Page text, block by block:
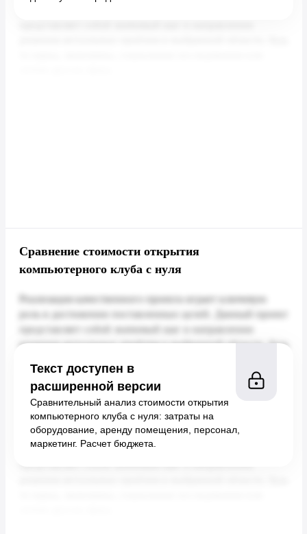
Сравнение стоимости открытия
компьютерного клуба с нуля
Текст доступен в
расширенной версии
Сравнительный анализ стоимости открытия
компьютерного клуба с нуля: затраты на
оборудование, аренду помещения, персонал,
маркетинг. Расчет бюджета.